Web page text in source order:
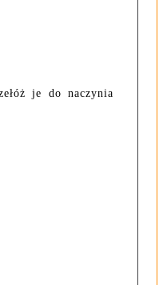
je do naczynia